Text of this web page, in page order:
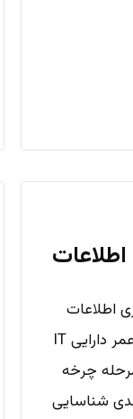
اطلاعات
(ITAM) چرخه عمر دارایی IT چرخه عمر دارایی IT
چرخه
شناسایی